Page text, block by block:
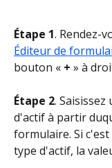
Étape 1. Rendez-
Éditeur de
bouton « + » à
Étape 2.
d'actif à partir
formulaire. Si
type d'actif, la